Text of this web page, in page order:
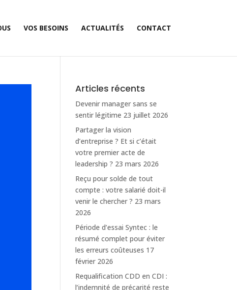
VOS BESOINS ACTUALITÉS CONTACT
Articles récents
Devenir manager sans se
sentir légitime 23 juillet 2026
Partager la vision
d’entreprise ? Et si c’était
votre premier acte de
leadership ? 23 mars 2026
Reçu pour solde de tout
compte : votre salarié doit-il
venir le chercher ? 23 mars
2026
Période d’essai Syntec : le
résumé complet pour éviter
les erreurs coûteuses 17
février 2026
Requalification CDD en CDI :
l’indemnité de précarité reste